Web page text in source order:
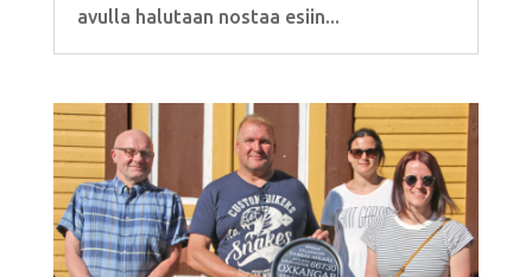
avulla halutaan nostaa esiin...